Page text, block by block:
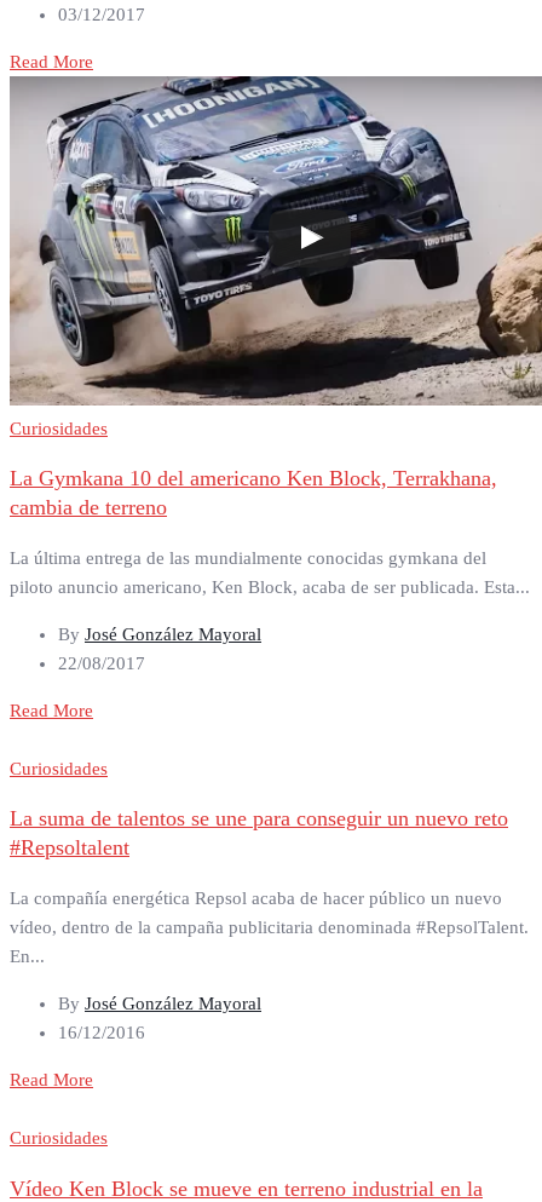
03/12/2017
Read More
Curiosidades
La Gymkana 10 del americano Ken Block, Terrakhana,
cambia de terreno
La última entrega de las mundialmente conocidas gymkana del
piloto anuncio americano, Ken Block, acaba de ser publicada. Esta...
By José González Mayoral
22/08/2017
Read More
Curiosidades
La suma de talentos se une para conseguir un nuevo reto
#Repsoltalent
La compañía energética Repsol acaba de hacer público un nuevo
vídeo, dentro de la campaña publicitaria denominada #RepsolTalent.
En...
By José González Mayoral
16/12/2016
Read More
Curiosidades
Vídeo Ken Block se mueve en terreno industrial en la